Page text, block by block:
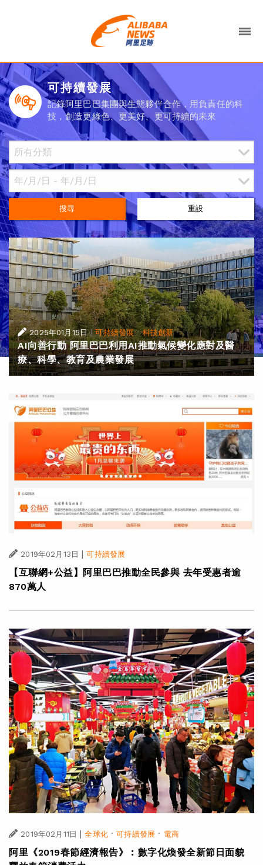
可持續發展
記錄阿里巴巴集團與生態夥伴合作，用負責任的科
技，創造更綠色、更美好、更可持續的未來
搜尋 重設
2025年01月15日 |可持續發展·科技創新
AI向善行動 阿里巴巴利用AI推動氣候變化應對及醫
療、科學、教育及農業發展
2019年02月13日 | 可持續發展
【互聯網+公益】阿里巴巴推動全民參與 去年受惠者逾
870萬人
2019年02月11日 | 全球化·可持續發展 · 電商
阿里《2019春節經濟報告》︰數字化煥發全新節日面貌